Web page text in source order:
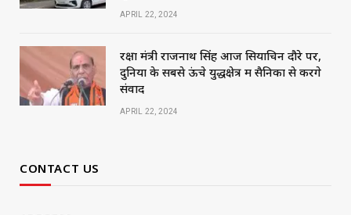
APRIL 22, 2024
रक्षा मंत्री राजनाथ सिंह आज सियाचिन दौरे पर,
दुनिया के सबसे ऊंचे युद्धक्षेत्र में सैनिकों से करेंगे
संवाद
APRIL 22, 2024
CONTACT US